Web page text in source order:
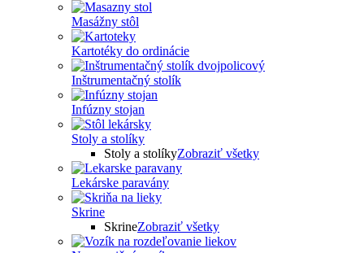
Masážny stôl
Kartotéky do ordinácie
Inštrumentačný stolík
Infúzny stojan
Stoly a stolíky
Stoly a stolíkyZobraziť všetky
Lekárske paravány
Skrine
SkrineZobraziť všetky